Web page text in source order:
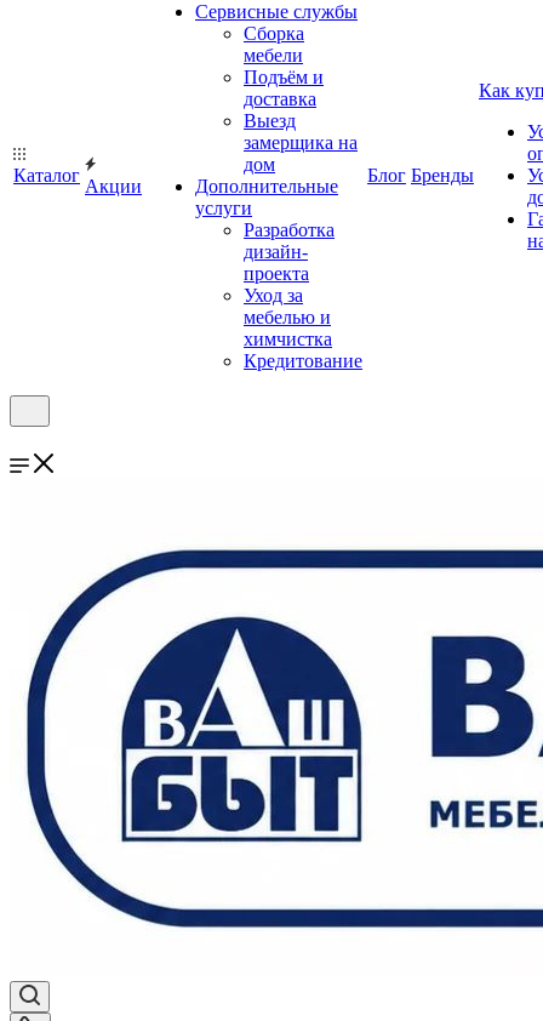
Каталог
Акции
Сервисные службы
Сборка
мебели
Подъём и
доставка
Выезд
замерщика на
дом
Дополнительные
услуги
Разработка
дизайн-
проекта
Уход за
мебелью и
химчистка
Кредитование
Блог Бренды
Как